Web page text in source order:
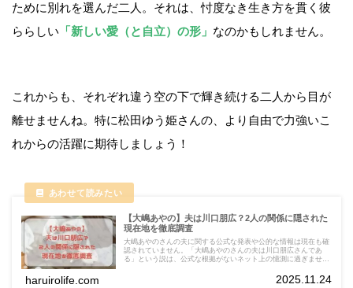
ために別れを選んだ二人。それは、忖度なき生き方を貫く彼
ららしい 「新しい愛（と自立）の形」 なのかもしれません。
これからも、それぞれ違う空の下で輝き続ける二人から目が
離せませんね。特に松田ゆう姫さんの、より自由で力強いこ
れからの活躍に期待しましょう！
【大嶋あやの】夫は川口朋広？2人の関係に隠された
現在地を徹底調査
大嶋あやのさんの夫に関する公式な発表や公的な情報は現在も確
認されていません。「大嶋あやのさんの夫は川口朋広さんであ
る」という説は、公式な根拠がないネット上の憶測に過ぎませ
haruirolife.com 2025.11.24